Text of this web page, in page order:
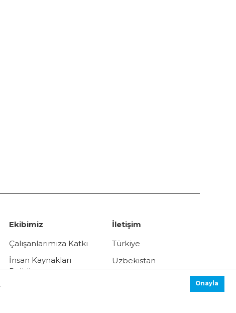
Onayla
Ekibimiz
Çalışanlarımıza Katkı
İnsan Kaynakları
Politikası
İletişim
Türkiye
Uzbekistan